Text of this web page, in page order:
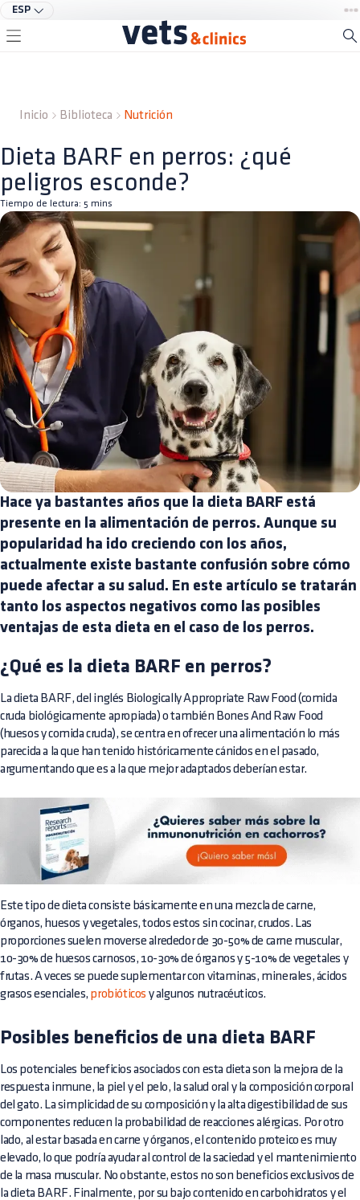
ESP
Inicio Biblioteca Nutrición
Dieta BARF en perros: ¿qué
peligros esconde?
Tiempo de lectura: 5 mins
Hace ya bastantes años que la dieta BARF está
presente en la alimentación de perros. Aunque su
popularidad ha ido creciendo con los años,
actualmente existe bastante confusión sobre cómo
puede afectar a su salud. En este artículo se tratarán
tanto los aspectos negativos como las posibles
ventajas de esta dieta en el caso de los perros.
¿Qué es la dieta BARF en perros?
La dieta BARF, del inglés Biologically Appropriate Raw Food (comida
cruda biológicamente apropiada) o también Bones And Raw Food
(huesos y comida cruda), se centra en ofrecer una alimentación lo más
parecida a la que han tenido históricamente cánidos en el pasado,
argumentando que es a la que mejor adaptados deberían estar.
Este tipo de dieta consiste básicamente en una mezcla de carne,
órganos, huesos y vegetales, todos estos sin cocinar, crudos. Las
proporciones suelen moverse alrededor de 30-50% de carne muscular,
10-30% de huesos carnosos, 10-30% de órganos y 5-10% de vegetales y
frutas. A veces se puede suplementar con vitaminas, minerales, ácidos
grasos esenciales, probióticos y algunos nutracéuticos.
Posibles beneficios de una dieta BARF
Los potenciales beneficios asociados con esta dieta son la mejora de la
respuesta inmune, la piel y el pelo, la salud oral y la composición corporal
del gato. La simplicidad de su composición y la alta digestibilidad de sus
componentes reducen la probabilidad de reacciones alérgicas. Por otro
lado, al estar basada en carne y órganos, el contenido proteico es muy
elevado, lo que podría ayudar al control de la saciedad y el mantenimiento
de la masa muscular. No obstante, estos no son beneficios exclusivos de
la dieta BARF. Finalmente, por su bajo contenido en carbohidratos y el